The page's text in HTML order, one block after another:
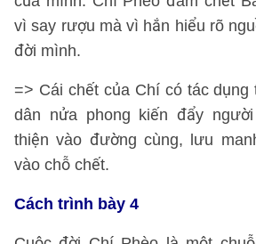
vì say rượu mà vì hắn hiểu rõ
đời mình.
=> Cái chết của Chí có tác dụng
dân nửa phong kiến đẩy
thiện vào đường cùng, lưu
vào chỗ chết.
Cách trình bày 4